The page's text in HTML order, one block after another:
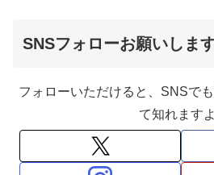
SNSフォローお願いします
フォローいただけると、SNSで
て知れます